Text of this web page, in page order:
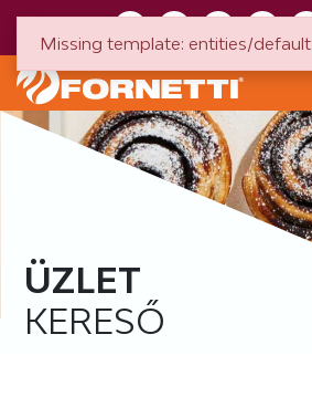
ÜZLET
KERESŐ
Missing template: entities/default